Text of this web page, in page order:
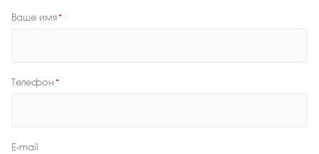
Ваше имя*
Телефон *
E-mail